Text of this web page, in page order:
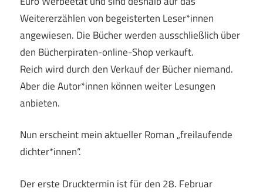
Weitererzählen von begeisterten Leser*innen
angewiesen. Die Bücher werden ausschließlich über
den Bücherpiraten-online-Shop verkauft.
Reich wird durch den Verkauf der Bücher niemand.
Aber die Autor*innen können weiter Lesungen
anbieten.
Nun erscheint mein aktueller Roman „freilaufende
dichter*innen“.
Der erste Drucktermin ist für den 28. Februar